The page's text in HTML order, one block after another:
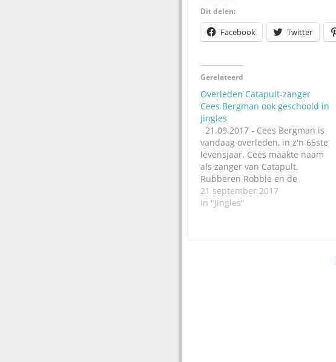
Dit delen:
Facebook Twitter
Gerelateerd
Overleden Catapult-zanger
Cees Bergman ook geschoold in
jingles
21.09.2017 - Cees Bergman is
vandaag overleden, in z'n 65ste
levensjaar. Cees maakte naam
als zanger van Catapult,
Rubberen Robbie en de
Monotones (bekend van de
Veronica tune voor Mono) maar
21 september 2017
In "Jingles"